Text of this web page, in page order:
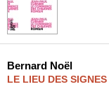
Bernard Noël
LE LIEU DES SIGNES